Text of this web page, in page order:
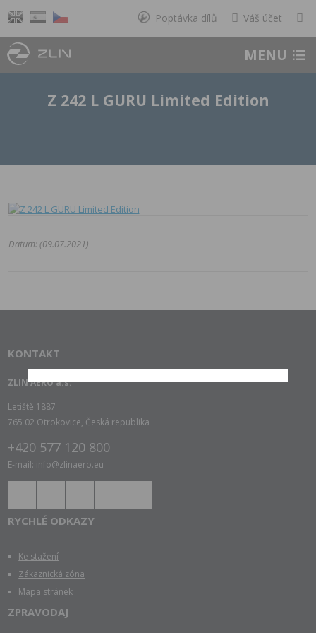
Poptávka dílů Váš účet
MENU
Z 242 L GURU Limited Edition
Datum: (09.07.2021)
KONTAKT
ZLIN AERO a.s.
Letiště 1887
765 02 Otrokovice, Česká republika
+420 577 120 800
E-mail: info@zlinaero.eu
RYCHLÉ ODKAZY
Ke stažení
Zákaznická zóna
Mapa stránek
ZPRAVODAJ